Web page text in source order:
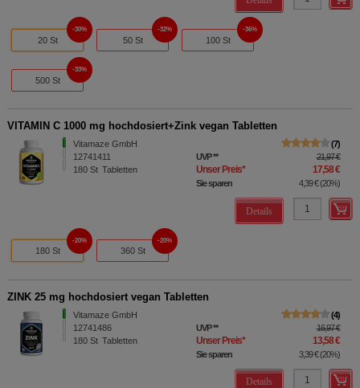
20 St
30%
50 St
32%
100 St
36%
500 St
33%
VITAMIN C 1000 mg hochdosiert+Zink vegan Tabletten
Vitamaze GmbH
12741411
180 St Tabletten
7
UVP** 21,97 €
Unser Preis* 17,58 €
Sie sparen 4,39 €(20%)
Details
180 St
20%
360 St
20%
ZINK 25 mg hochdosiert vegan Tabletten
Vitamaze GmbH
12741486
180 St Tabletten
4
UVP** 16,97 €
Unser Preis* 13,58 €
Sie sparen 3,39 €(20%)
Details